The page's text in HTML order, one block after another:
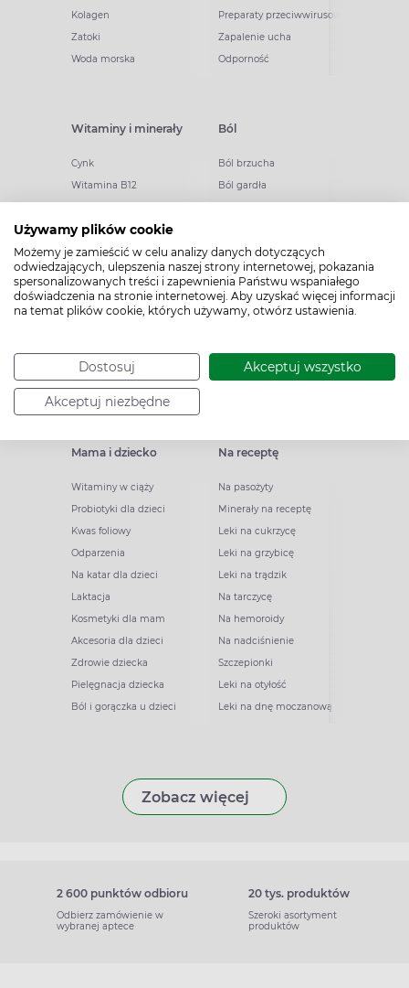
Używamy plików cookie
Możemy je zamieścić w celu analizy danych dotyczących
odwiedzających, ulepszenia naszej strony internetowej, pokazania
spersonalizowanych treści i zapewnienia Państwu wspaniałego
doświadczenia na stronie internetowej. Aby uzyskać więcej informacji
na temat plików cookie, których używamy, otwórz ustawienia.
Dostosuj Akceptuj wszystko
Akceptuj niezbędne
Kolagen
Zatoki
Woda morska
Preparaty przeciwwirusowe
Zapalenie ucha
Odporność
Witaminy i minerały
Cynk
Witamina B12
Witaminy dla dzieci
Witaminy dla seniorów
Multiwitaminy
Wapń
Potas
Żeń-szeń
Magnez
Ból
Ból brzucha
Ból gardła
Ból pleców
Ból ucha
Ból zatok
Ból zęba
Bóle mięśniowo-stawowe
Kompresy żelowe
Mama i dziecko
Witaminy w ciąży
Probiotyki dla dzieci
Kwas foliowy
Odparzenia
Na katar dla dzieci
Laktacja
Kosmetyki dla mam
Akcesoria dla dzieci
Zdrowie dziecka
Pielęgnacja dziecka
Ból i gorączka u dzieci
Na receptę
Na pasożyty
Minerały na receptę
Leki na cukrzycę
Leki na grzybicę
Leki na trądzik
Na tarczycę
Na hemoroidy
Na nadciśnienie
Szczepionki
Leki na otyłość
Leki na dnę moczanową
Zobacz więcej
2 600 punktów odbioru
Odbierz zamówienie w
wybranej aptece
20 tys. produktów
Szeroki asortyment
produktów